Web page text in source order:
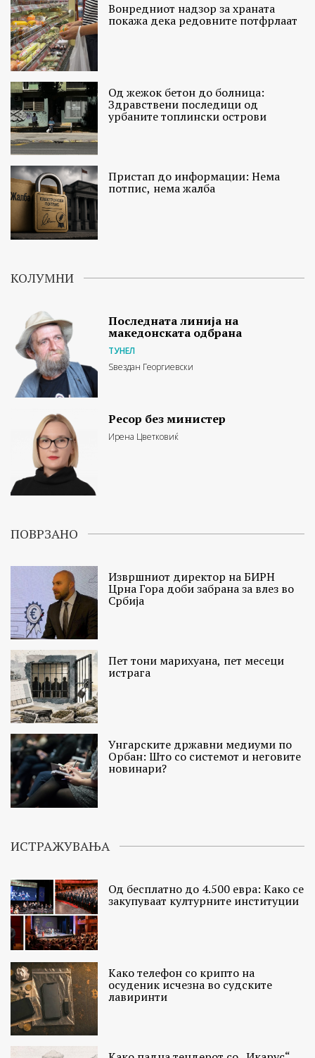
Вонредниот надзор за храната
покажа дека редовните потфрлаат
Од жежок бетон до болница:
Здравствени последици од
урбаните топлински острови
Пристап до информации: Нема
потпис, нема жалба
КОЛУМНИ
Последната линија на
македонската одбрана
ТУНЕЛ
Ѕвездан Георгиевски
Ресор без министер
Ирена Цветковиќ
ПОВРЗАНО
Извршниот директор на БИРН
Црна Гора доби забрана за влез во
Србија
Пет тони марихуана, пет месеци
истрага
Унгарските државни медиуми по
Орбан: Што со системот и неговите
новинари?
ИСТРАЖУВАЊА
Од бесплатно до 4.500 евра: Како се
закупуваат културните институции
Како телефон со крипто на
осуденик исчезна во судските
лавиринти